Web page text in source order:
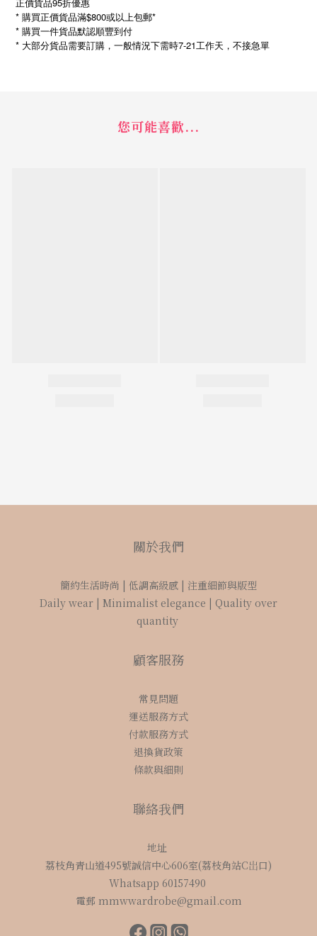
正價貨品95折優惠
* 購買正價貨品滿$800或以上包郵*
* 購買一件貨品默認順豐到付
* 大部分貨品需要訂購，一般情況下需時7-21工作天，不接急單
您可能喜歡...
關於我們
簡約生活時尚 | 低調高級感 | 注重細節與版型
Daily wear | Minimalist elegance | Quality over
quantity
顧客服務
常見問題
運送服務方式
付款服務方式
退換貨政策
條款與細則
聯絡我們
地址
荔枝角青山道495號誠信中心606室(荔枝角站C岀口)
Whatsapp 60157490
電郵 mmwwardrobe@gmail.com